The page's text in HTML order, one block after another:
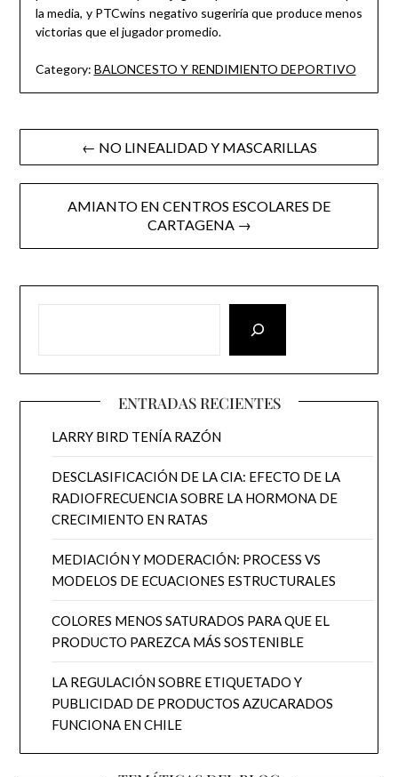
la media, y PTCwins negativo sugeriría que produce menos
victorias que el jugador promedio.
Category: BALONCESTO Y RENDIMIENTO DEPORTIVO
Post
navigation
← NO LINEALIDAD Y MASCARILLAS
AMIANTO EN CENTROS ESCOLARES DE
CARTAGENA →
ENTRADAS RECIENTES
LARRY BIRD TENÍA RAZÓN
DESCLASIFICACIÓN DE LA CIA: EFECTO DE LA
RADIOFRECUENCIA SOBRE LA HORMONA DE
CRECIMIENTO EN RATAS
MEDIACIÓN Y MODERACIÓN: PROCESS VS
MODELOS DE ECUACIONES ESTRUCTURALES
COLORES MENOS SATURADOS PARA QUE EL
PRODUCTO PAREZCA MÁS SOSTENIBLE
LA REGULACIÓN SOBRE ETIQUETADO Y
PUBLICIDAD DE PRODUCTOS AZUCARADOS
FUNCIONA EN CHILE